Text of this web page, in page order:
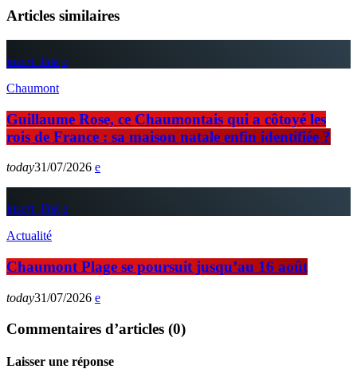
Articles similaires
insert_link
Chaumont
Guillaume Rose, ce Chaumontais qui a côtoyé les
rois de France : sa maison natale enfin identifiée ?
today31/07/2026
insert_link
Actualité
Chaumont Plage se poursuit jusqu’au 16 août
today31/07/2026
Commentaires d’articles (0)
Laisser une réponse